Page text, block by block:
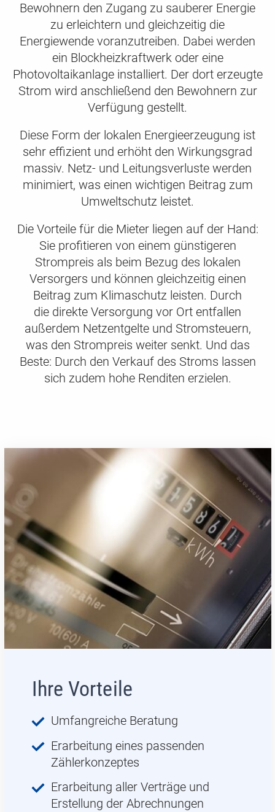
Bewohnern den Zugang zu sauberer Energie
zu erleichtern und gleichzeitig die
Energiewende voranzutreiben. Dabei werden
ein Blockheizkraftwerk oder eine
Photovoltaikanlage installiert. Der dort erzeugte
Strom wird anschließend den Bewohnern zur
Verfügung gestellt.
Diese Form der lokalen Energieerzeugung ist
sehr effizient und erhöht den Wirkungsgrad
massiv. Netz- und Leitungsverluste werden
minimiert, was einen wichtigen Beitrag zum
Umweltschutz leistet.
Die Vorteile für die Mieter liegen auf der Hand:
Sie profitieren von einem günstigeren
Strompreis als beim Bezug des lokalen
Versorgers und können gleichzeitig einen
Beitrag zum Klimaschutz leisten. Durch
die direkte Versorgung vor Ort entfallen
außerdem Netzentgelte und Stromsteuern,
was den Strompreis weiter senkt. Und das
Beste: Durch den Verkauf des Stroms lassen
sich zudem hohe Renditen erzielen.
Ihre Vorteile
Umfangreiche Beratung
Erarbeitung eines passenden
Zählerkonzeptes
Erarbeitung aller Verträge und
Erstellung der Abrechnungen